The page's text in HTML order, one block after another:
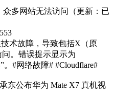
众多网站无法访问（更新：已
术故障，导致包括X（原
。错误提示显示为
#网络故障# #Cloudflare#
东公布华为 Mate X7 真机视